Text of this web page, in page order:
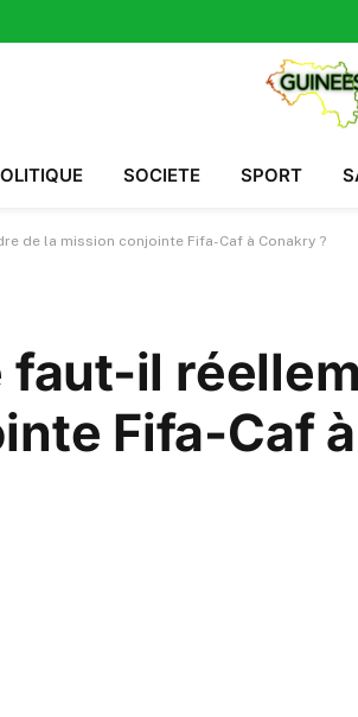
SOCIETE SPORT
de la mission conjointe Fifa-Caf à Conakry ?
faut-il
Fifa-Caf